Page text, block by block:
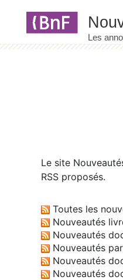
Le site
RSS proposés.
Toutes les
Nouveautés
Nouveautés
Nouveautés
Nouveautés
Nouveautés